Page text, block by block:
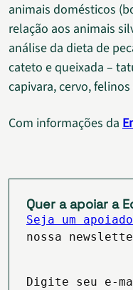
animais domésticos
relação aos animais
análise da dieta de
cateto e queixada –
capivara, cervo,
Com informações da
Quer a apoiar a
Seja um
nossa
Digite seu e-